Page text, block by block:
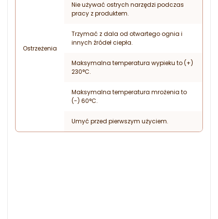
Ostrzeżenia
Nie używać ostrych narzędzi podczas
pracy z produktem.
Trzymać z dala od otwartego ognia i
innych źródeł ciepła.
Maksymalna temperatura wypieku to (+)
230°C.
Maksymalna temperatura mrożenia to
(-) 60°C.
Umyć przed pierwszym użyciem.